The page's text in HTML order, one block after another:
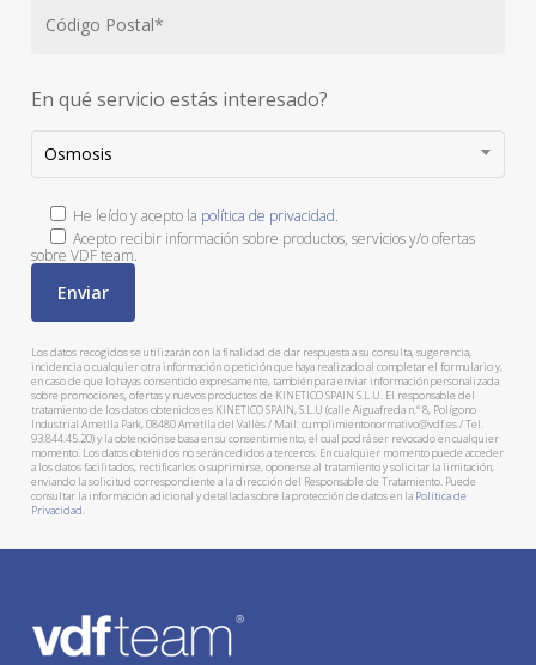
En qué servicio estás interesado?
Osmosis
He leído y acepto la política de privacidad.
Acepto recibir información sobre productos, servicios y/o ofertas
sobre VDF team.
Los datos recogidos se utilizarán con la finalidad de dar respuesta a su consulta, sugerencia,
incidencia o cualquier otra información o petición que haya realizado al completar el formulario y,
en caso de que lo hayas consentido expresamente, también para enviar información personalizada
sobre promociones, ofertas y nuevos productos de KINETICO SPAIN S.L.U. El responsable del
tratamiento de los datos obtenidos es KINETICO SPAIN, S.L.U (calle Aiguafreda n.º 8, Polígono
Industrial Ametlla Park, 08480 Ametlla del Vallès / Mail: cumplimientonormativo@vdf.es / Tel.
93.844.45.20) y la obtención se basa en su consentimiento, el cual podrá ser revocado en cualquier
momento. Los datos obtenidos no serán cedidos a terceros. En cualquier momento puede acceder
a los datos facilitados, rectificarlos o suprimirse, oponerse al tratamiento y solicitar la limitación,
enviando la solicitud correspondiente a la dirección del Responsable de Tratamiento. Puede
consultar la información adicional y detallada sobre la protección de datos en la Política de
Privacidad.